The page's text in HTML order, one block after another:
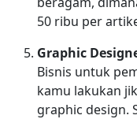
50 ribu per
Graphic
Bisnis untuk
kamu lakukan
graphic design.